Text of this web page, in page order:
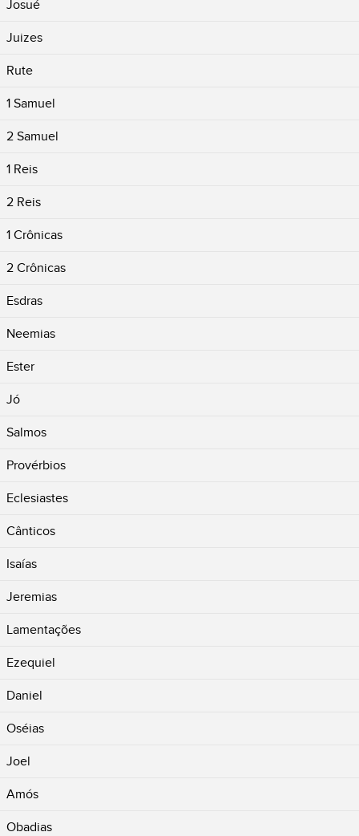
Josué
Juizes
Rute
1 Samuel
2 Samuel
1 Reis
2 Reis
1 Crônicas
2 Crônicas
Esdras
Neemias
Ester
Jó
Salmos
Provérbios
Eclesiastes
Cânticos
Isaías
Jeremias
Lamentações
Ezequiel
Daniel
Oséias
Joel
Amós
Obadias